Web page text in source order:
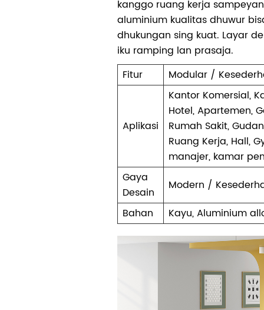
kanggo ruang kerja
aluminium kualitas dhuwur
dhukungan sing kuat. Layar
iku ramping lan prasaja.
Fitur
Modular /
Aplikasi
Kantor Komersial,
Hotel, Apartemen,
Rumah Sakit,
Ruang Kerja, Hall,
manajer, kamar
Gaya
Desain
Modern /
Bahan
Kayu, Aluminium